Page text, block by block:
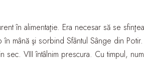
în alimentaţie. Era necesar să se
mână şi sorbind Sfântul Sânge din
sec. VIII întâlnim prescura. Cu timpul,